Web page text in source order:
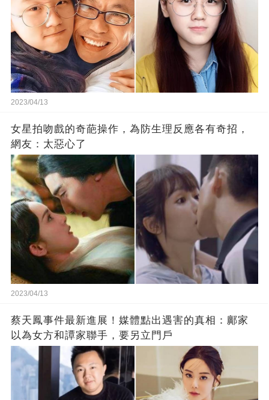
2023/04/13
女星拍吻戲的奇葩操作，為防生理反應各有奇招，
網友：太惡心了
2023/04/13
蔡天鳳事件最新進展！媒體點出遇害的真相：鄺家
以為女方和譚家聯手，要另立門戶